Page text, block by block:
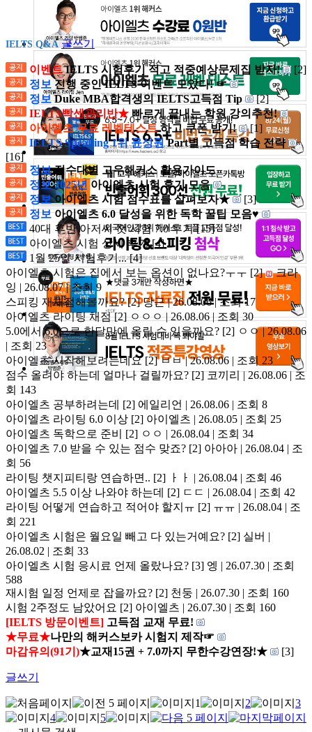
IELTS Q&A 글쓰기
이벤트IELTS 시험후기 적고 적중예상문제집 받자!
[2]
정보 진행 중인 IELTS 이벤트 모았다! ☞
정보Duke MBA합격생의 IELTS고득점 Tip
[2]
IELTS빡센관리반★ 빠르게 끝내는 학원 강의추천!
아이엘츠 무료 레벨테스트하고 쿠폰 받기!
[1]
IELTS Speaking 1위 윤성원Part별 고득점 학습 전략
[16]
정보점수대별 고우해커스 활용가이드
정보 2025년 아이엘츠 시험 후기 모음
정보아이엘츠 시험 점수표를 살펴보자★
[3]
정보아이엘츠 6.0 달성을 위한 독학 꿀팁 모음♥
40대 후반 아저씨 첫 시험 7.0 후기[15]
아이엘츠 시험 상세 후기[4]
1월 25일 시험후기...[4]
아이엘츠 시험은 집에서 보는 옵션이 없나요?ㅜㅜ [2]
크라
잉 | 26.08.07 | 조회 9
스피킹 재채점해볼까요?[2] 당근 | 26.08.06 | 조회 17
아이엘츠 라이팅 채점[2] ㅇㅇㅇ | 26.08.06 | 조회 30
5.0에서 6.0으로 한달만에 올릴 수 있을까요? [2] ㅇㅇ | 26.08.06
| 조회 23
아이엘츠 시작해보려는데요[2] ㅂㅂ | 26.08.06 | 조회 23
점수 올려야 하는데 얼마나 걸릴까요?[2] 코끼리 | 26.08.06 | 조
회 143
아이엘츠 공부하려는데 [2] 에일리언 | 26.08.06 | 조회 8
아이엘츠 라이팅 6.0 이상 [2] 아이엘츠 | 26.08.05 | 조회 25
아이엘츠 독학으로 준비 [2] ㅇㅇ | 26.08.04 | 조회 34
아이엘츠 7.0 받을 수 있는 점수 맞죠? [2] 아아아 | 26.08.04 | 조
회 56
라이팅 챗지피티랑 연습하면.. [2]
ㅏㅏ | 26.08.04 | 조회 46
아이엘츠 5.5 이상 나와야 하는데 [2] ㄷㄷ | 26.08.04 | 조회 42
라이팅 어떻게 연습하고 적어야 할지ㅠ [2] ㅠㅠ | 26.08.04 | 조
회 221
아이엘츠 시험은 월요일 빼고 다 있는거예요? [2] 실버 |
26.08.02 | 조회 33
아이엘츠 시험 응시료 언제 올랐나요? [3] 엥 | 26.07.30 | 조회
588
재시험 일정 언제로 잡을까요? [2] 천둥 | 26.07.30 | 조회 160
시험 2주정도 남았어요 [2] 아이엘츠 | 26.07.30 | 조회 160
[IELTS 방문이벤트] 고득점 교재 무료!
★무료★나만의 해커스보카 시험지 제작☞
마감유의(91기)★교재15권 + 7.0까지 무한수강연장!★ [3]
글쓰기
1 2
3
4
5